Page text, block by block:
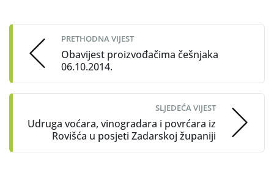
navigation
PRETHODNA VIJEST
Obavijest proizvođačima češnjaka
06.10.2014.
SLJEDEĆA VIJEST
Udruga voćara, vinogradara i povrćara iz
Rovišća u posjeti Zadarskoj županiji